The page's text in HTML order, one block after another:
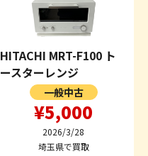
HITACHI MRT-F100 ト
ースターレンジ
一般中古
¥5,000
2026/3/28
埼玉県で買取